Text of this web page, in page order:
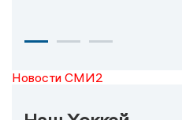
Новости СМИ2